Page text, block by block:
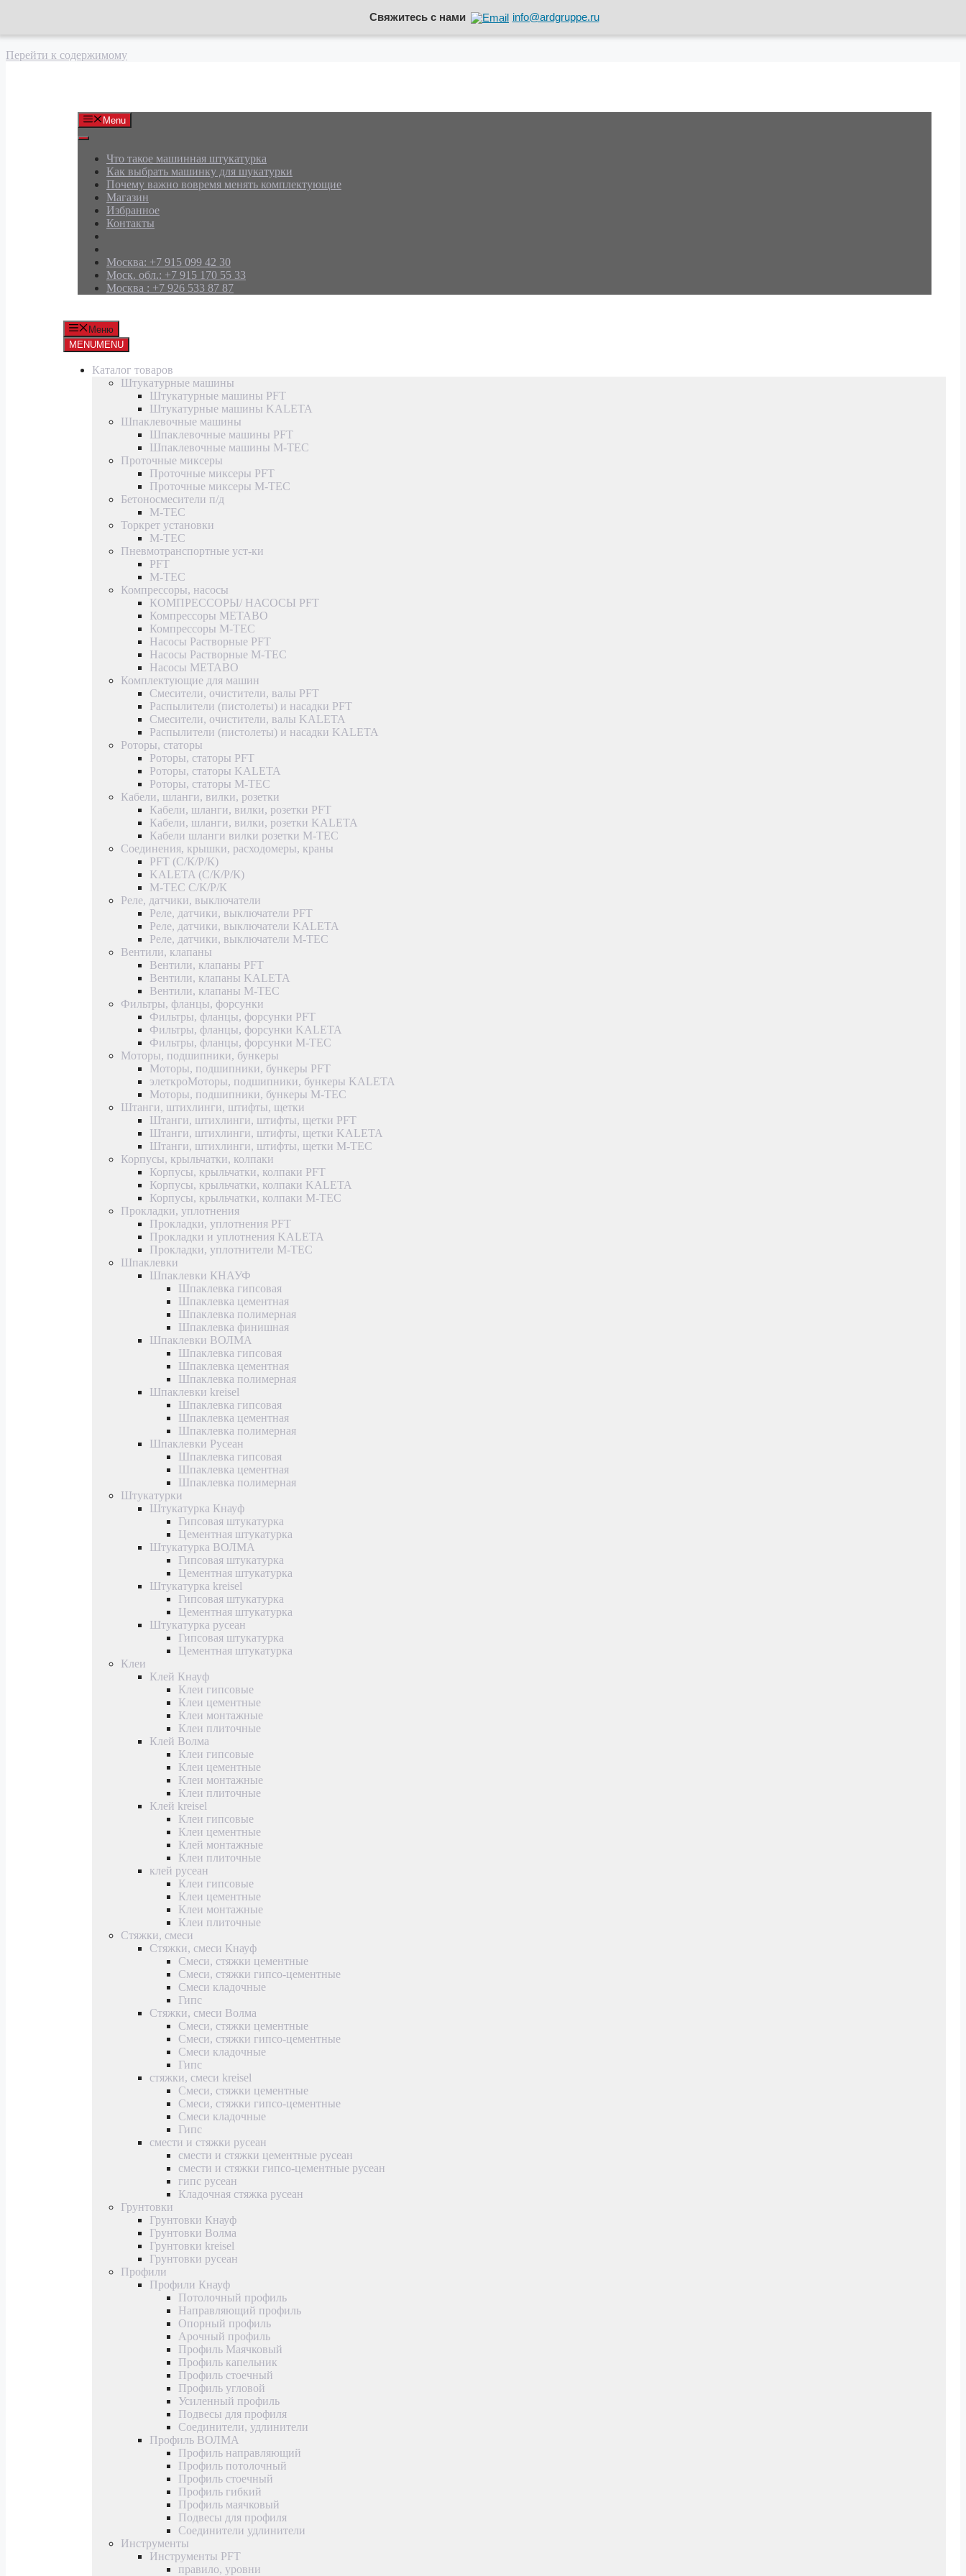
Свяжитесь с нами info@ardgruppe.ru
Перейти к содержимому
Menu
Что такое машинная штукатурка
Как выбрать машинку для шукатурки
Почему важно вовремя менять комплектующие
Магазин
Избранное
Контакты
Москва: +7 915 099 42 30
Моск. обл.: +7 915 170 55 33
Москва : +7 926 533 87 87
Меню
MENUMENU
Каталог товаров
Штукатурные машины
Штукатурные машины PFT
Штукатурные машины KALETA
Шпаклевочные машины
Шпаклевочные машины PFT
Шпаклевочные машины M-TEC
Проточные миксеры
Проточные миксеры PFT
Проточные миксеры M-TEC
Бетоносмесители п/д
M-TEC
Торкрет установки
M-TEC
Пневмотранспортные уст-ки
PFT
M-TEC
Компрессоры, насосы
КОМПРЕССОРЫ/ НАСОСЫ PFT
Компрессоры METABO
Компрессоры M-TEC
Насосы Растворные PFT
Насосы Растворные M-TEC
Насосы METABO
Комплектующие для машин
Смесители, очистители, валы PFT
Распылители (пистолеты) и насадки PFT
Смесители, очистители, валы KALETA
Распылители (пистолеты) и насадки KALETA
Роторы, статоры
Роторы, статоры PFT
Роторы, статоры KALETA
Роторы, статоры M-TEC
Кабели, шланги, вилки, розетки
Кабели, шланги, вилки, розетки PFT
Кабели, шланги, вилки, розетки KALETA
Кабели шланги вилки розетки M-TEC
Соединения, крышки, расходомеры, краны
PFT (С/К/Р/К)
KALETA (С/К/Р/К)
M-TEC С/К/Р/К
Реле, датчики, выключатели
Реле, датчики, выключатели PFT
Реле, датчики, выключатели KALETA
Реле, датчики, выключатели M-TEC
Вентили, клапаны
Вентили, клапаны PFT
Вентили, клапаны KALETA
Вентили, клапаны M-TEC
Фильтры, фланцы, форсунки
Фильтры, фланцы, форсунки PFT
Фильтры, фланцы, форсунки KALETA
Фильтры, фланцы, форсунки M-TEC
Моторы, подшипники, бункеры
Моторы, подшипники, бункеры PFT
элеткроМоторы, подшипники, бункеры KALETA
Моторы, подшипники, бункеры M-TEC
Штанги, штихлинги, штифты, щетки
Штанги, штихлинги, штифты, щетки PFT
Штанги, штихлинги, штифты, щетки KALETA
Штанги, штихлинги, штифты, щетки M-TEC
Корпусы, крыльчатки, колпаки
Корпусы, крыльчатки, колпаки PFT
Корпусы, крыльчатки, колпаки KALETA
Корпусы, крыльчатки, колпаки M-TEC
Прокладки, уплотнения
Прокладки, уплотнения PFT
Прокладки и уплотнения KALETA
Прокладки, уплотнители M-TEC
Шпаклевки
Шпаклевки КНАУФ
Шпаклевка гипсовая
Шпаклевка цементная
Шпаклевка полимерная
Шпаклевка финишная
Шпаклевки ВОЛМА
Шпаклевка гипсовая
Шпаклевка цементная
Шпаклевка полимерная
Шпаклевки kreisel
Шпаклевка гипсовая
Шпаклевка цементная
Шпаклевка полимерная
Шпаклевки Русеан
Шпаклевка гипсовая
Шпаклевка цементная
Шпаклевка полимерная
Штукатурки
Штукатурка Кнауф
Гипсовая штукатурка
Цементная штукатурка
Штукатурка ВОЛМА
Гипсовая штукатурка
Цементная штукатурка
Штукатурка kreisel
Гипсовая штукатурка
Цементная штукатурка
Штукатурка русеан
Гипсовая штукатурка
Цементная штукатурка
Клеи
Клей Кнауф
Клеи гипсовые
Клеи цементные
Клеи монтажные
Клеи плиточные
Клей Волма
Клеи гипсовые
Клеи цементные
Клеи монтажные
Клеи плиточные
Клей kreisel
Клеи гипсовые
Клеи цементные
Клей монтажные
Клеи плиточные
клей русеан
Клеи гипсовые
Клеи цементные
Клеи монтажные
Клеи плиточные
Стяжки, смеси
Стяжки, смеси Кнауф
Смеси, стяжки цементные
Смеси, стяжки гипсо-цементные
Смеси кладочные
Гипс
Стяжки, смеси Волма
Смеси, стяжки цементные
Смеси, стяжки гипсо-цементные
Смеси кладочные
Гипс
стяжки, смеси kreisel
Смеси, стяжки цементные
Смеси, стяжки гипсо-цементные
Смеси кладочные
Гипс
смести и стяжки русеан
смести и стяжки цементные русеан
смести и стяжки гипсо-цементные русеан
гипс русеан
Кладочная стяжка русеан
Грунтовки
Грунтовки Кнауф
Грунтовки Волма
Грунтовки kreisel
Грунтовки русеан
Профили
Профили Кнауф
Потолочный профиль
Направляющий профиль
Опорный профиль
Арочный профиль
Профиль Маячковый
Профиль капельник
Профиль стоечный
Профиль угловой
Усиленный профиль
Подвесы для профиля
Соединители, удлинители
Профиль ВОЛМА
Профиль направляющий
Профиль потолочный
Профиль стоечный
Профиль гибкий
Профиль маячковый
Подвесы для профиля
Соединители удлинители
Инструменты
Инструменты PFT
правило, уровни